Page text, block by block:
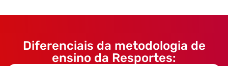
Diferenciais da metodologia de
ensino da Resportes: